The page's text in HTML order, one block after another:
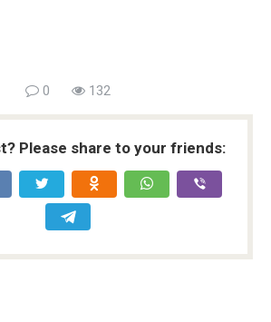
0 132
Please share to your friends: